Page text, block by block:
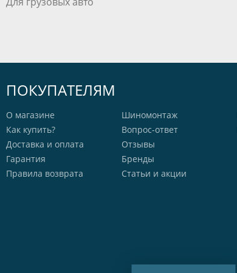
ПОКУПАТЕЛЯМ
О магазине
Как купить?
Доставка и оплата
Гарантия
Правила возврата
Шиномонтаж
Вопрос-ответ
Отзывы
Бренды
Статьи и акции